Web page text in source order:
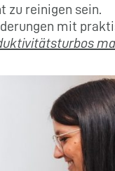
zu reinigen sein.
mit